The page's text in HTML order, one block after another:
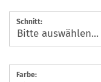
Schnitt:
Farbe: